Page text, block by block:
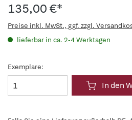
135,00 €*
Preise inkl. MwSt., ggf. zzgl.
lieferbar in ca. 2-4 Werktagen
Exemplare:
In den